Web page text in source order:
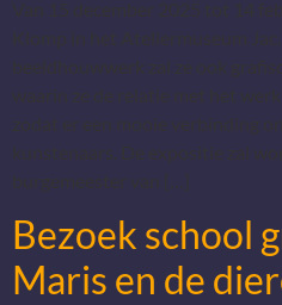
Bezoek school
Maris en de